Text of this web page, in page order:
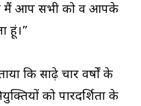
मैं आप सभी को व आपके
हूं।”
कि साढ़े चार वर्षों के
को पारदर्शिता के